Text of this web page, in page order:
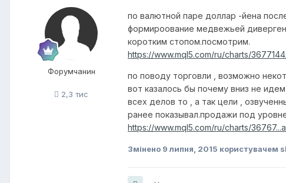
Форумчанин
2,3 тис
по валютной паре доллар -йена
формироование медвежьей
коротким стопом.посмотрим.
https://www.mql5.com/ru/charts/
по поводу торговли , возможно
вот казалось бы почему вниз не
всех делов то , а так цели ,
ранее показывал.продажи под
https://www.mql5.com/ru/charts/
Змінено 9 липня, 2015 користувачем